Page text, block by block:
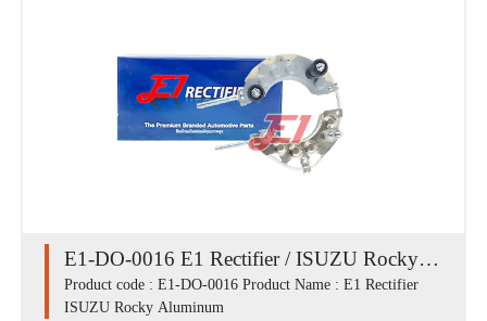
E1-DO-0016 E1 Rectifier / ISUZU Rocky
Aluminum
Product code : E1-DO-0016 Product Name : E1 Rectifier
ISUZU Rocky Aluminum